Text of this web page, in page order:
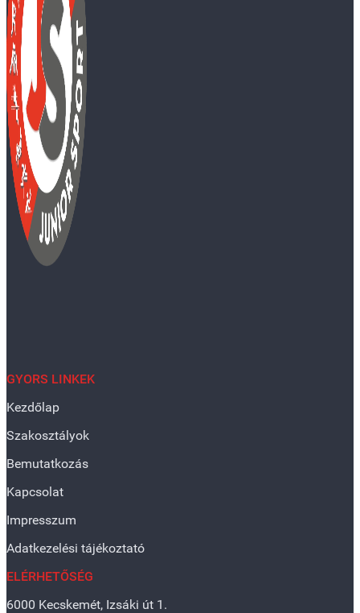
GYORS LINKEK
Kezdőlap
Szakosztályok
Bemutatkozás
Kapcsolat
Impresszum
Adatkezelési tájékoztató
ELÉRHETŐSÉG
6000 Kecskemét, Izsáki út 1.